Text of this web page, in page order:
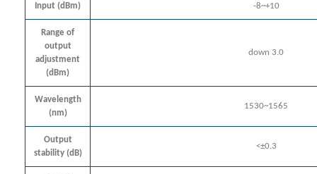
Input (dBm) -8~+10
Range of
output
adjustment
(dBm)
down 3.0
Wavelength
(nm)
1530~1565
Output
stability (dB)
<±0.3